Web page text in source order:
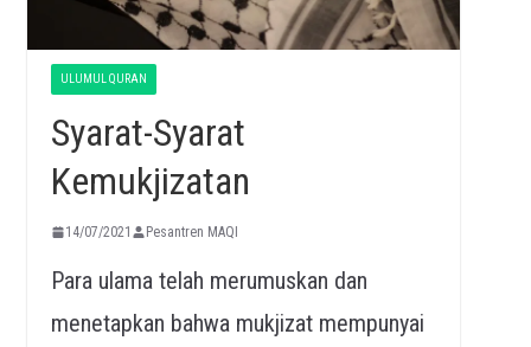
ULUMUL QURAN
Syarat-Syarat
Kemukjizatan
14/07/2021 Pesantren MAQI
Para ulama telah merumuskan dan
menetapkan bahwa mukjizat mempunyai